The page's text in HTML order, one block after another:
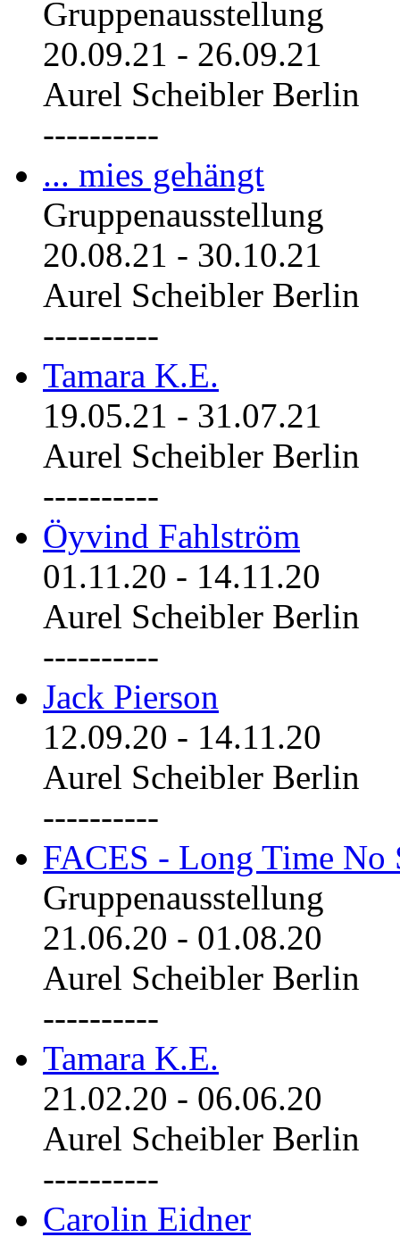
Gruppenausstellung
20.09.21 - 26.09.21
Aurel Scheibler Berlin
----------
... mies gehängt
Gruppenausstellung
20.08.21 - 30.10.21
Aurel Scheibler Berlin
----------
Tamara K.E.
19.05.21 - 31.07.21
Aurel Scheibler Berlin
----------
Öyvind Fahlström
01.11.20 - 14.11.20
Aurel Scheibler Berlin
----------
Jack Pierson
12.09.20 - 14.11.20
Aurel Scheibler Berlin
----------
FACES - Long Time No
Gruppenausstellung
21.06.20 - 01.08.20
Aurel Scheibler Berlin
----------
Tamara K.E.
21.02.20 - 06.06.20
Aurel Scheibler Berlin
----------
Carolin Eidner